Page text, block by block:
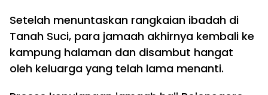
Setelah menuntaskan rangkaian ibadah di
Tanah Suci, para jamaah akhirnya kembali ke
kampung halaman dan disambut hangat
oleh keluarga yang telah lama menanti.